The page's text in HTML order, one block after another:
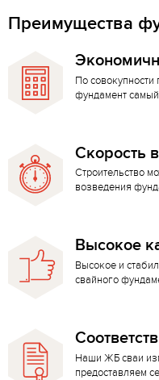
Преимущества
По
фундамент
Скорость
Строительство
возведения
Высокое
Высокое и
свайного
Наши ЖБ сваи
предоставляем